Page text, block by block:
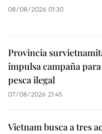
08/08/2026 01:30
Provincia
impulsa campaña
pesca ilegal
07/08/2026 21:45
Vietnam busca a tres